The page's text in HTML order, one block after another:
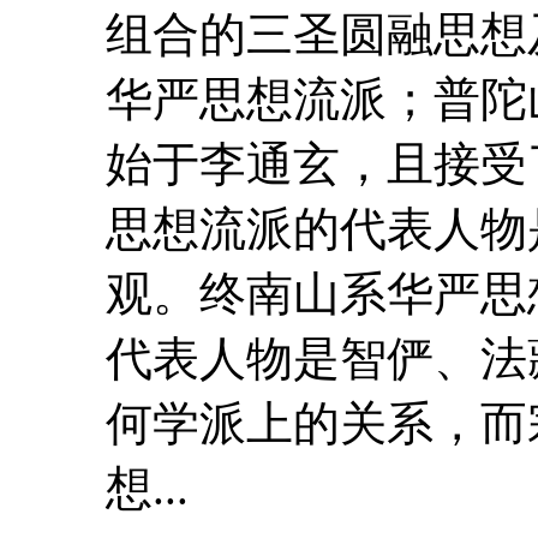
组合的三圣圆融思
华严思想流派；普
始于李通玄 ，且接
思想流派的代表人
观。终南山系华严
代表人物是智俨、
何学派上的关系，
想...